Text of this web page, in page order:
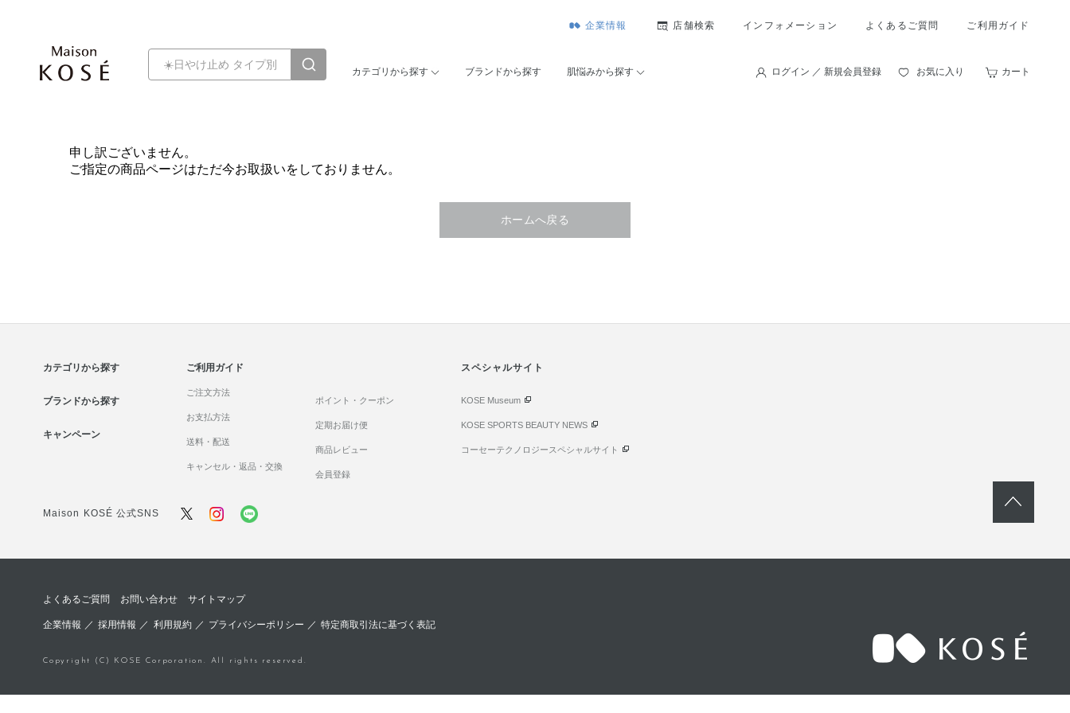
企業情報 店舗検索 インフォメーション よくあるご質問 ご利用ガイド
カテゴリから探す ブランドから探す 肌悩みから探す ログイン ／ 新規会員登録 お気に入り カート
申し訳ございません。
ご指定の商品ページはただ今お取扱いをしておりません。
ホームへ戻る
カテゴリから探す
ブランドから探す
キャンペーン
ご利用ガイド
ご注文方法
お支払方法
送料・配送
キャンセル・返品・交換
ポイント・クーポン
定期お届け便
商品レビュー
会員登録
スペシャルサイト
KOSE Museum
KOSE SPORTS BEAUTY NEWS
コーセーテクノロジースペシャルサイト
Maison KOSÉ 公式SNS
よくあるご質問 お問い合わせ サイトマップ
企業情報 ／採用情報 ／ 利用規約／ プライバシーポリシー ／ 特定商取引法に基づく表記
Copyright (C) KOSE Corporation. All rights reserved.